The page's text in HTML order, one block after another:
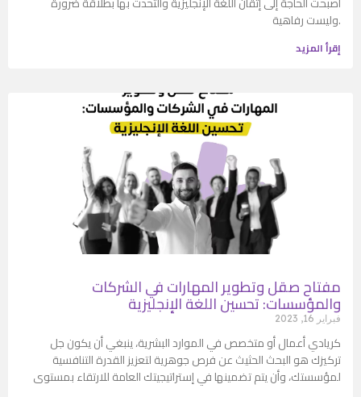
وليست رفاهية.
إقرأ المزيد
مفتاح صقل وتطوير المهارات في الشركات
والمؤسسات: تحسين اللغة الإنجليزية
فبراير 16, 2023
كريادي أعمال أو متخصص في الموارد البشرية، ينبغي أن يكون جل
تركيزك هو البحث الحثيث عن فرص جوهرية لتعزيز القدرة التنافسية
لمؤسستك، وأن يتم تضمينها في إستراتيجيتك العامة للارتقاء بمستوى